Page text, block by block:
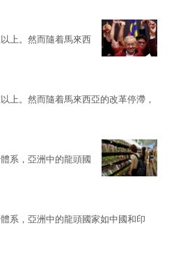
上。然而隨着馬來西
上。然而隨着馬來西亞的改革停滯，
系，亞洲中的龍頭國
系，亞洲中的龍頭國家如中國和印